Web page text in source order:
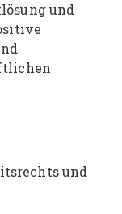
und
und